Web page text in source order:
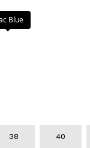
Blue
38 40